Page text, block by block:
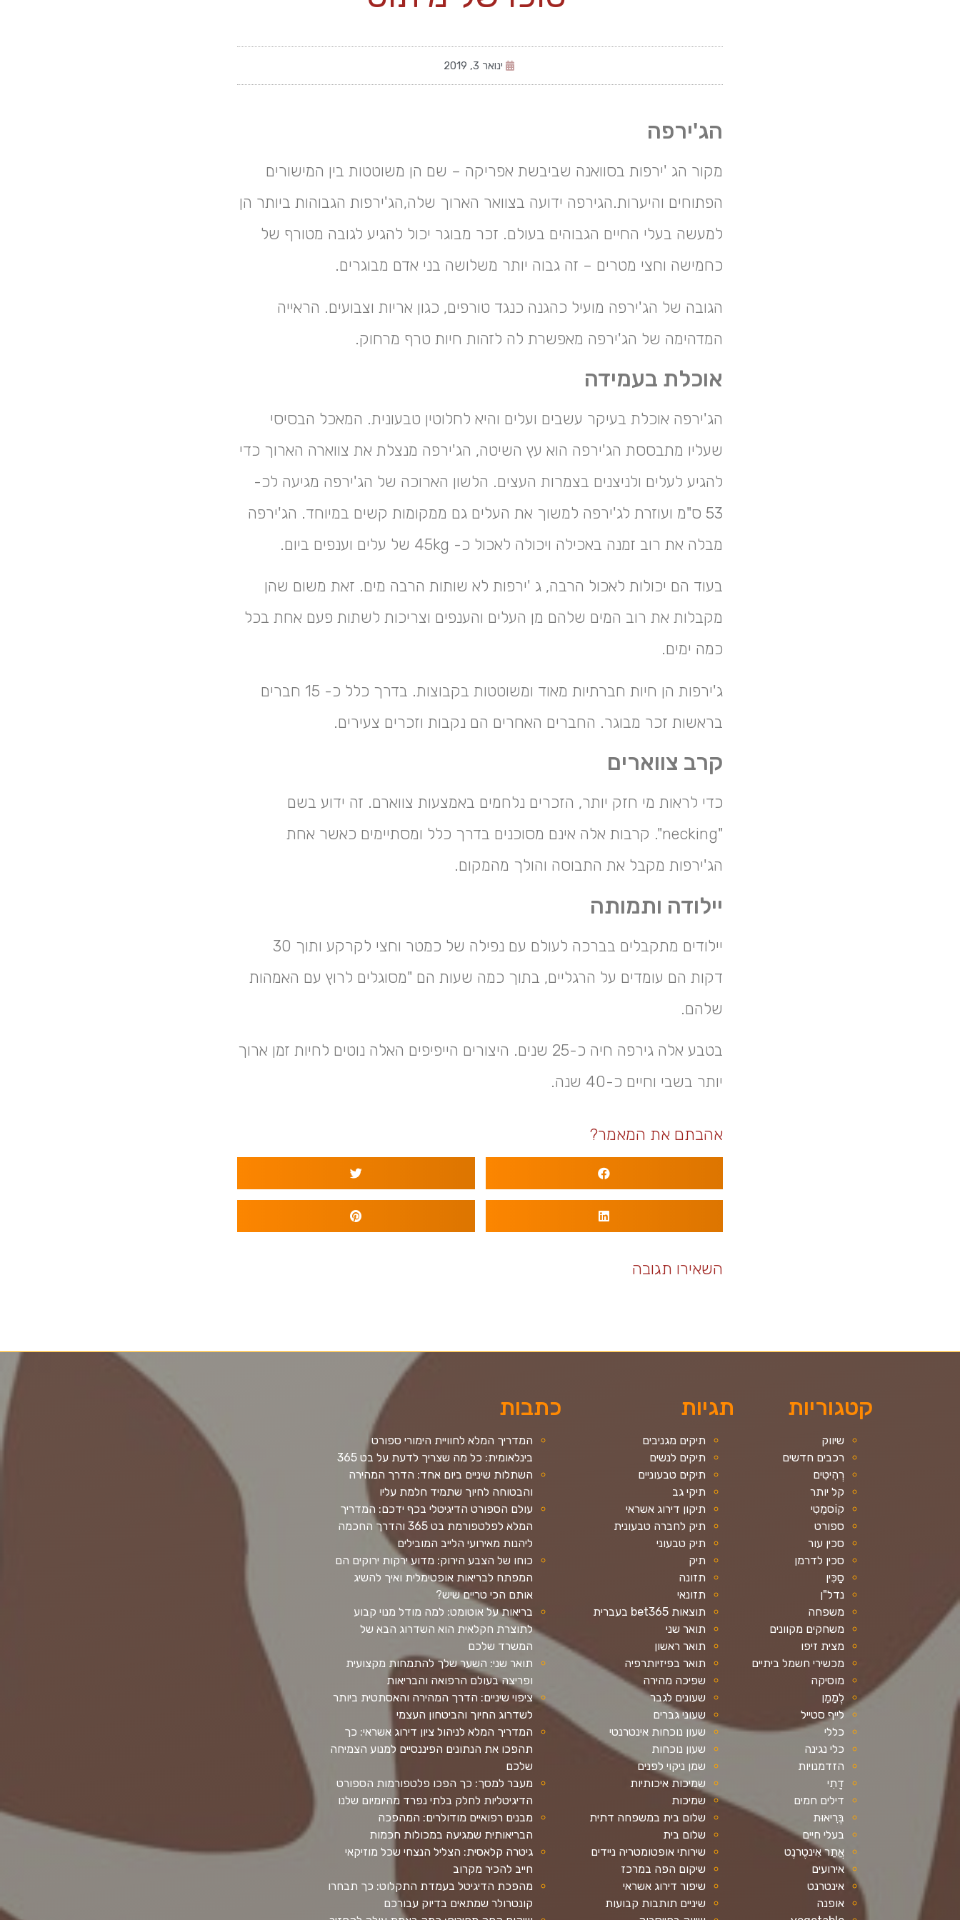
ינואר 3, 2019
הג'ירפה
מקור הג 'ירפות בסוואנה שביבשת אפריקה – שם הן משוטטות בין המישורים
הפתוחים והיערות.הגירפה ידועה בצוואר הארוך שלה,הג'ירפות הגבוהות ביותר הן
למעשה בעלי החיים הגבוהים בעולם. זכר מבוגר יכול להגיע לגובה מטורף של
כחמישה וחצי מטרים – זה גבוה יותר משלושה בני אדם מבוגרים.
הגובה של הג'ירפה מועיל כהגנה כנגד טורפים, כגון אריות וצבועים. הראייה
המדהימה של הג'ירפה מאפשרת לה לזהות חיות טרף מרחוק.
אוכלת בעמידה
הג'ירפה אוכלת בעיקר עשבים ועלים והיא לחלוטין טבעונית. המאכל הבסיסי
שעליו מתבססת הג'ירפה הוא עץ השיטה, הג'ירפה מנצלת את צווארה ​​הארוך כדי
להגיע לעלים ולניצנים בצמרות העצים. הלשון הארוכה של הג'ירפה מגיעה לכ-
53 ס"מ ועוזרת לג'ירפה למשוך את העלים גם ממקומות קשים במיוחד. הג'ירפה
מבלה את רוב זמנה באכילה ויכולה לאכול כ- 45kg של עלים וענפים ביום.
בעוד הם יכולות לאכול הרבה, ג 'ירפות לא שותות הרבה מים. זאת משום שהן
מקבלות את רוב המים שלהם מן העלים והענפים וצריכות לשתות פעם אחת בכל
כמה ימים.
ג'ירפות הן חיות חברתיות מאוד ומשוטטות בקבוצות. בדרך כלל כ- 15 חברים
בראשות זכר מבוגר. החברים האחרים הם נקבות וזכרים צעירים.
קרב צווארים
כדי לראות מי חזק יותר, הזכרים נלחמים באמצעות צווארם. זה ידוע בשם
"necking". קרבות אלה אינם מסוכנים בדרך כלל ומסתיימים כאשר אחת
הג'ירפות מקבל את התבוסה והולך מהמקום.
יילודה ותמותה
יילודים מתקבלים בברכה לעולם עם נפילה של כמטר וחצי לקרקע ותוך 30
דקות הם עומדים על הרגליים, בתוך כמה שעות הם "מסוגלים לרוץ עם האמהות
שלהם.
בטבע אלה גירפה חיה כ-25 שנים. היצורים הייפיפים האלה נוטים לחיות זמן ארוך
יותר בשבי וחיים כ-40 שנה.
אהבתם את המאמר?
השאירו תגובה
קטגוריות
שיווק
רכבים חדשים
רְהִיטִים
קל יותר
קוֹסמֵטִי
ספורט
סכין עור
סכין לדרמן
סַכִּין
נדל"ן
משפחה
משחקים מקוונים
מצית זיפו
מכשירי חשמל ביתיים
מוסיקה
לְמַמֵן
לייף סטייל
כללי
כלי נגינה
הזדמנויות
דָתִי
דילים חמים
בְּרִיאוּת
בעלי חיים
אֲתַר אִינטֶרנֶט
אירועים
אינטרנט
אופנה
תגיות
תיקים מגניבים
תיקים לנשים
תיקים טבעוניים
תיקי גב
תיקון דירוג אשראי
תיק לחברה טבעונית
תיק טבעוני
תיק
תזונה
תזונאי
תוצאות bet365 בעברית
תואר שני
תואר ראשון
תואר בפיזיותרפיה
שפיכה מהירה
שעונים לגבר
שעוני גברים
שעון נוכחות אינטרנטי
שעון נוכחות
שמן ניקוי לפנים
שמיכות איכותיות
שמיכות
שלום בית במשפחה דתית
שלום בית
שירותי אופטומטריה ניידים
שיקום הפה במרכז
שיפור דירוג אשראי
שיניים תותבות קבועות
כתבות
המדריך המלא לחוויית הימורי ספורט
בינלאומית: כל מה שצריך לדעת על בט 365
השתלות שיניים ביום אחד: הדרך המהירה
והבטוחה לחיוך שתמיד חלמת עליו
עולם הספורט הדיגיטלי בכף ידכם: המדריך
המלא לפלטפורמת בט 365 והדרך החכמה
ליהנות מאירועי הלייב המובילים
כוחו של הצבע הירוק: מדוע ירקות ירוקים הם
המפתח לבריאות אופטימלית ואיך להשיג
אותם הכי טריים שיש?
בריאות על אוטומט: למה מודל מנוי קבוע
לתוצרת חקלאית הוא השדרוג הבא של
המשרד שלכם
תואר שני: השער שלך להתמחות מקצועית
ופריצה בעולם הרפואה והבריאות
ציפוי שיניים: הדרך המהירה והאסתטית ביותר
לשדרוג החיוך והביטחון העצמי
המדריך המלא לניהול ציון דירוג אשראי: כך
תהפכו את הנתונים הפיננסיים למנוע הצמיחה
שלכם
מעבר למסך: כך הפכו פלטפורמות הספורט
הדיגיטליות לחלק בלתי נפרד מהיומיום שלנו
מבנים רפואיים מודולרים: המהפכה
הבריאותית שמגיעה במכולות חכמות
גיטרה קלאסית: הצליל הנצחי שכל מוזיקאי
חייב להכיר מקרוב
מהפכת הדיגיטל בעמדת התקלוט: כך תבחרו
קונטרולר שמתאים בדיוק עבורכם